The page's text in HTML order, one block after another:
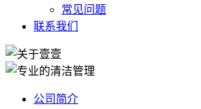
常见问题
联系我们
公司简介